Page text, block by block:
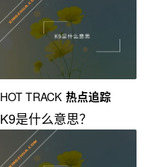
HOT TRACK 热点追踪
K9是什么意思？